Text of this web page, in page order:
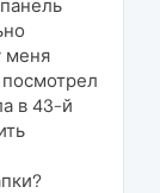
меня
в 43-й